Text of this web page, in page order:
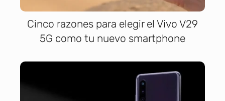
Cinco razones para elegir el Vivo V29
5G como tu nuevo smartphone